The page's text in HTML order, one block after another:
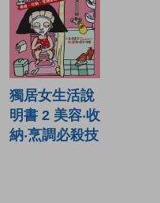
獨居女生活說
明書 2 美容‧收
納‧烹調必殺技